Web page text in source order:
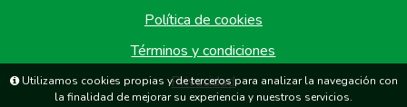
Política de cookies
Términos y condiciones
Privacidad
Utilizamos cookies propias y de terceros para analizar la navegación con
la finalidad de mejorar su experiencia y nuestros servicios.